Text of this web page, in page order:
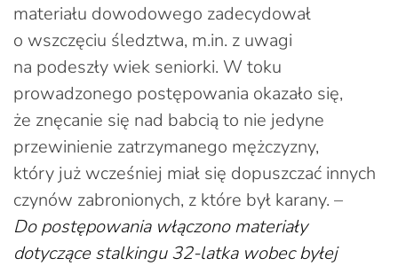
materiału dowodowego zadecydował
o wszczęciu śledztwa, m.in. z uwagi
na podeszły wiek seniorki. W toku
prowadzonego postępowania okazało się,
że znęcanie się nad babcią to nie jedyne
przewinienie zatrzymanego mężczyzny,
który już wcześniej miał się dopuszczać innych
czynów zabronionych, z które był karany. –
Do postępowania włączono materiały
dotyczące stalkingu 32-latka wobec byłej